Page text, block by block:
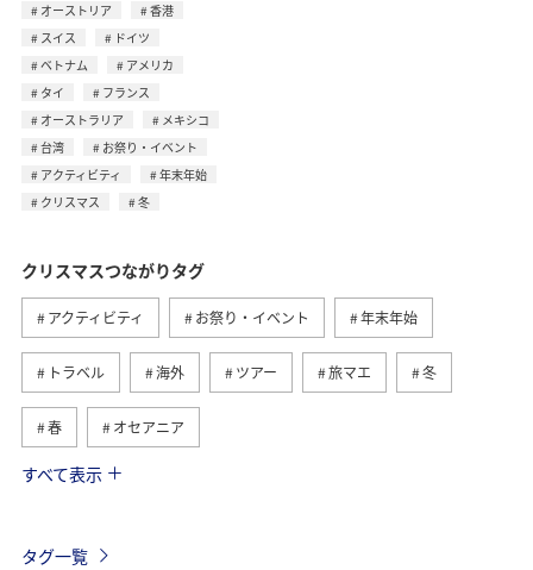
オーストリア
香港
スイス
ドイツ
ベトナム
アメリカ
タイ
フランス
オーストラリア
メキシコ
台湾
お祭り・イベント
アクティビティ
年末年始
クリスマス
冬
クリスマスつながりタグ
アクティビティ お祭り・イベント 年末年始
トラベル 海外 ツアー 旅マエ 冬
春 オセアニア
ヨーロッパ
すべて表示
タグ一覧